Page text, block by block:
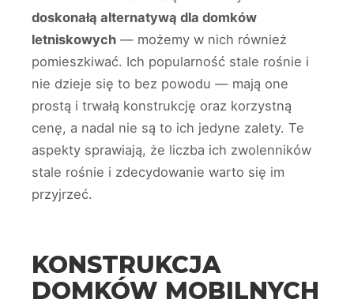
doskonałą alternatywą dla domków
letniskowych — możemy w nich również
pomieszkiwać. Ich popularność stale rośnie i
nie dzieje się to bez powodu — mają one
prostą i trwałą konstrukcję oraz korzystną
cenę, a nadal nie są to ich jedyne zalety. Te
aspekty sprawiają, że liczba ich zwolenników
stale rośnie i zdecydowanie warto się im
przyjrzeć.
KONSTRUKCJA
DOMKÓW MOBILNYCH